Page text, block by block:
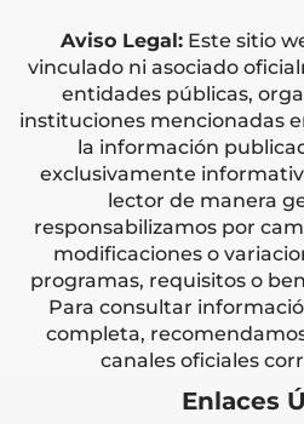
Aviso Legal: Este sitio
vinculado ni asociado
entidades públicas,
instituciones mencionadas
la información
exclusivamente
lector de manera
responsabilizamos por
modificaciones o
programas, requisitos o
Para consultar
completa,
canales oficiales
Enlaces